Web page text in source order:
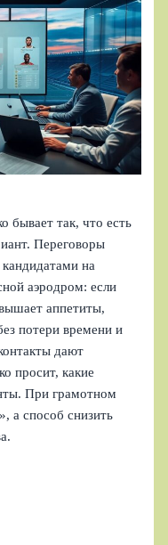
бывает так, что есть
Переговоры
на
аэродром: если
аппетиты,
потери времени и
дают
просит, какие
При грамотном
а способ снизить